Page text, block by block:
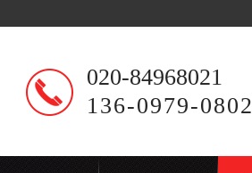
020-84968021
136-0979-0802